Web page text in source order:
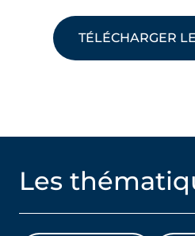
TÉLÉCHARGER
Les